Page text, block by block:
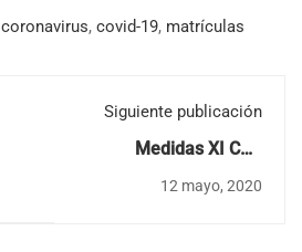
coronavirus, covid-19, matrículas
Siguiente publicación
Medidas XI CBS
12 mayo, 2020